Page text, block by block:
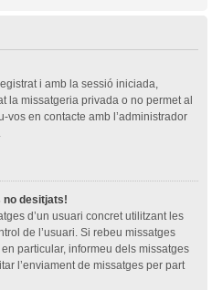
i amb la sessió iniciada,
la missatgeria privada o no permet al
vos en contacte amb l’administrador
no desitjats!
d’un usuari concret utilitzant les
de l’usuari. Si rebeu missatges
particular, informeu dels missatges
l’enviament de missatges per part